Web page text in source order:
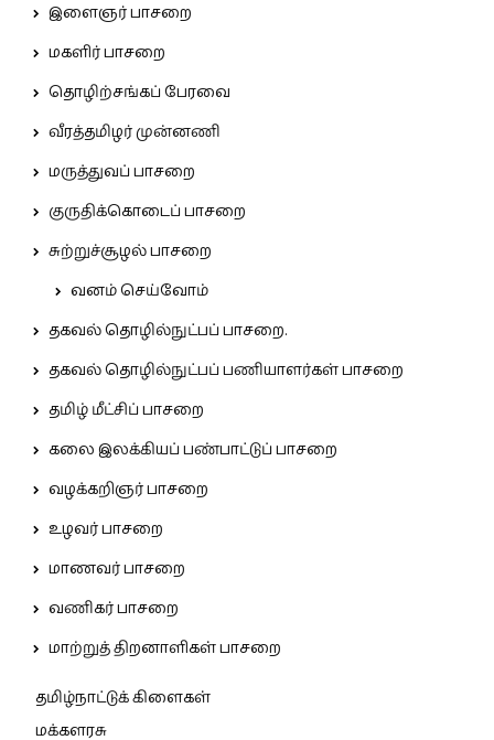
இளைஞர் பாசறை
மகளிர் பாசறை
தொழிற்சங்கப் பேரவை
வீரத்தமிழர் முன்னணி
மருத்துவப் பாசறை
குருதிக்கொடைப் பாசறை
சுற்றுச்சூழல் பாசறை
வனம் செய்வோம்
தகவல் தொழில்நுட்பப் பாசறை.
தகவல் தொழில்நுட்பப் பணியாளர்கள் பாசறை
தமிழ் மீட்சிப் பாசறை
கலை இலக்கியப் பண்பாட்டுப் பாசறை
வழக்கறிஞர் பாசறை
உழவர் பாசறை
மாணவர் பாசறை
வணிகர் பாசறை
மாற்றுத் திறனாளிகள் பாசறை
தமிழ்நாட்டுக் கிளைகள்
மக்களரசு